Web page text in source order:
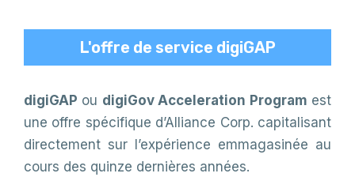
L'offre de service digiGAP
digiGAP ou digiGov Acceleration Program est
une offre spécifique d’Alliance Corp. capitalisant
directement sur l’expérience emmagasinée au
cours des quinze dernières années.